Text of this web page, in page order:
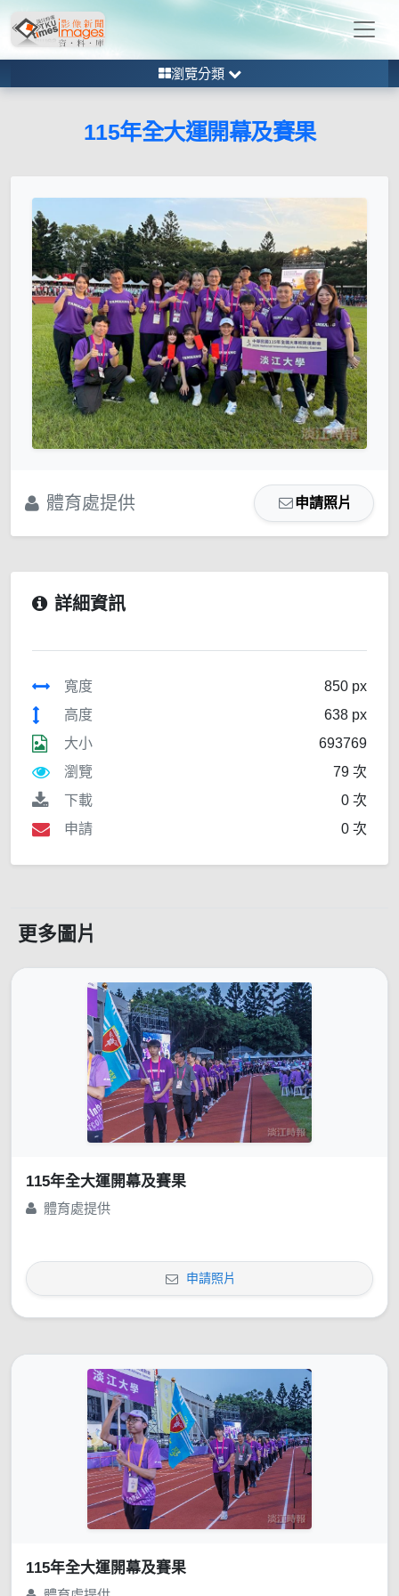
瀏覽分類
115年全大運開幕及賽果
體育處提供 申請照片
詳細資訊
寬度
850 px
高度
638 px
大小
693769
瀏覽
79 次
下載
0 次
申請
0 次
更多圖片
115年全大運開幕及賽果
體育處提供
申請照片
115年全大運開幕及賽果